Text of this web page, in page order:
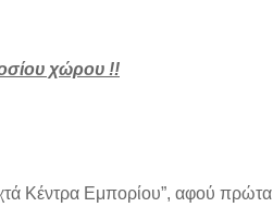
χώρου !!
Κέντρα Εμπορίου”, αφού πρώτα